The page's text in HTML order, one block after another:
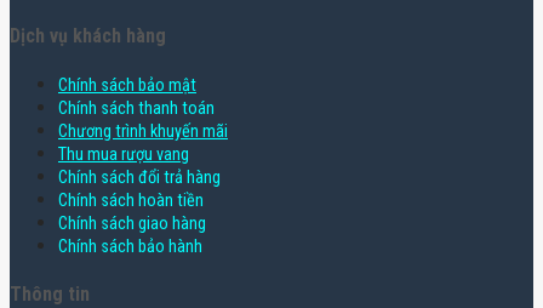
Dịch vụ khách hàng
Chính sách bảo mật
Chính sách thanh toán
Chương trình khuyến mãi
Thu mua rượu vang
Chính sách đổi trả hàng
Chính sách hoàn tiền
Chính sách giao hàng
Chính sách bảo hành
Thông tin